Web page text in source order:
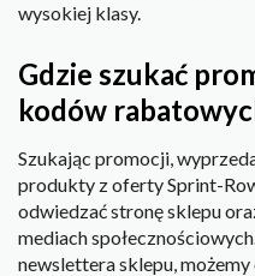
wysokiej klasy.
Gdzie szukać
kodów
Szukając promocji,
produkty z oferty Sprint-
odwiedzać stronę sklepu
mediach
newslettera sklepu,